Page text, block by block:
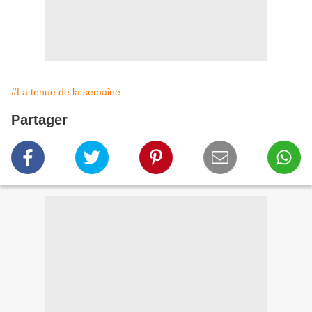
#La tenue de la semaine
Partager